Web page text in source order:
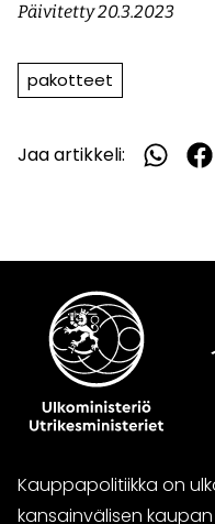
Päivitetty 20.3.2023
pakotteet
Jaa artikkeli:
Jaa
Jaa
Kauppapolitiikka on
kansainvälisen